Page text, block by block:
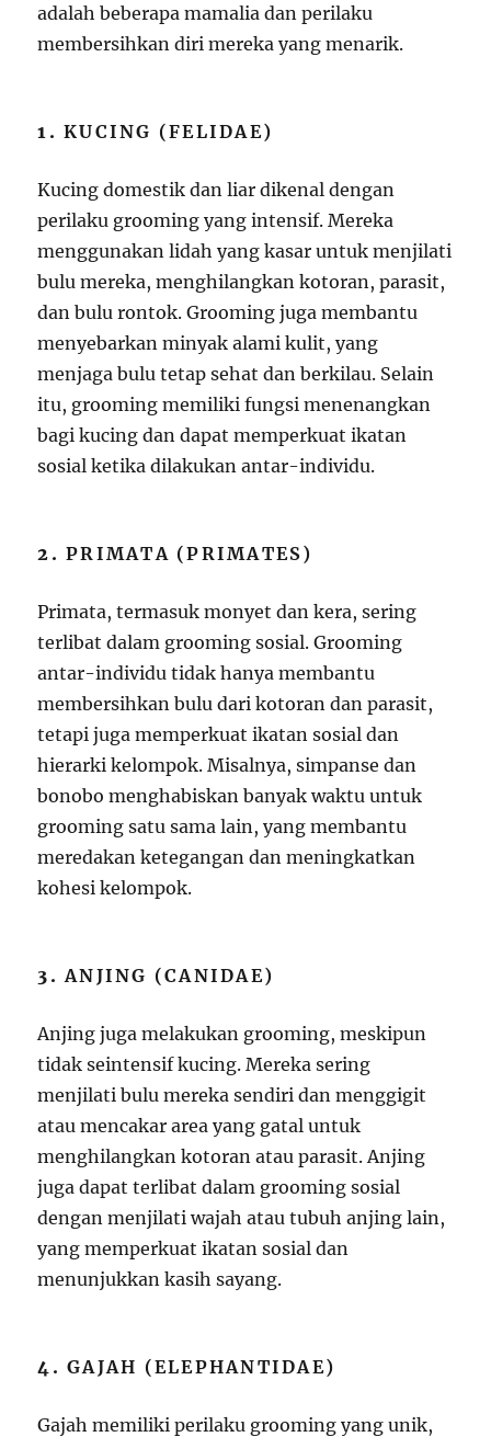
adalah beberapa mamalia dan perilaku
membersihkan diri mereka yang menarik.
1.KUCING (FELIDAE)
Kucing domestik dan liar dikenal dengan
perilaku grooming yang intensif. Mereka
menggunakan lidah yang kasar untuk menjilati
bulu mereka, menghilangkan kotoran, parasit,
dan bulu rontok. Grooming juga membantu
menyebarkan minyak alami kulit, yang
menjaga bulu tetap sehat dan berkilau. Selain
itu, grooming memiliki fungsi menenangkan
bagi kucing dan dapat memperkuat ikatan
sosial ketika dilakukan antar-individu.
2.PRIMATA (PRIMATES)
Primata, termasuk monyet dan kera, sering
terlibat dalam grooming sosial. Grooming
antar-individu tidak hanya membantu
membersihkan bulu dari kotoran dan parasit,
tetapi juga memperkuat ikatan sosial dan
hierarki kelompok. Misalnya, simpanse dan
bonobo menghabiskan banyak waktu untuk
grooming satu sama lain, yang membantu
meredakan ketegangan dan meningkatkan
kohesi kelompok.
3.ANJING (CANIDAE)
Anjing juga melakukan grooming, meskipun
tidak seintensif kucing. Mereka sering
menjilati bulu mereka sendiri dan menggigit
atau mencakar area yang gatal untuk
menghilangkan kotoran atau parasit. Anjing
juga dapat terlibat dalam grooming sosial
dengan menjilati wajah atau tubuh anjing lain,
yang memperkuat ikatan sosial dan
menunjukkan kasih sayang.
4.GAJAH (ELEPHANTIDAE)
Gajah memiliki perilaku grooming yang unik,